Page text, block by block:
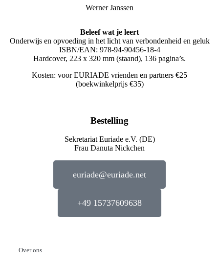
Werner Janssen
Beleef wat je leert
Onderwijs en opvoeding in het licht van verbondenheid en geluk
ISBN/EAN: 978-94-90456-18-4
Hardcover, 223 x 320 mm (staand), 136 pagina’s.
Kosten: voor EURIADE vrienden en partners €25
(boekwinkelprijs €35)
Bestelling
Sekretariat Euriade e.V. (DE)
Frau Danuta Nickchen
euriade@euriade.net
+49 15737609638
Over ons